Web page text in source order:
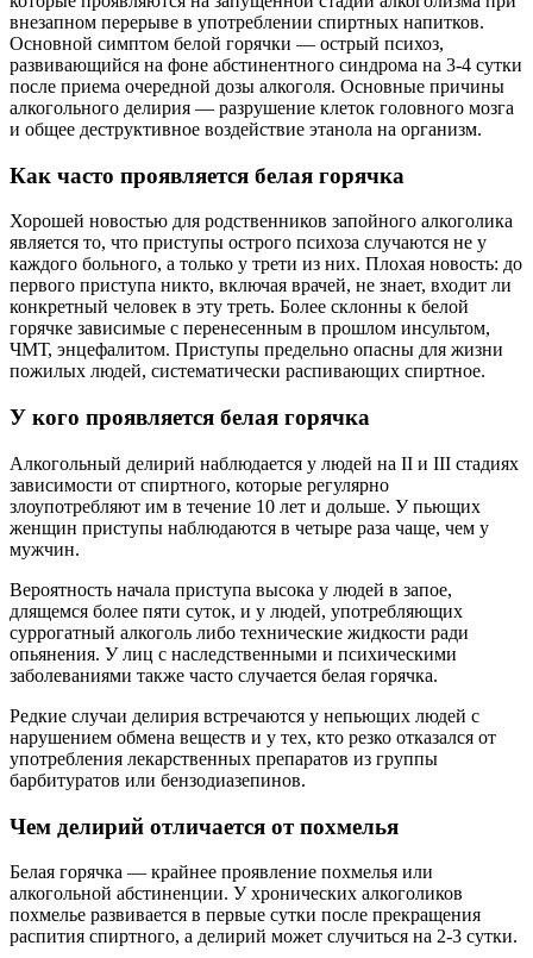
внезапном перерыве в употреблении спиртных напитков.
Основной симптом белой горячки — острый психоз,
развивающийся на фоне абстинентного синдрома на 3-4 сутки
после приема очередной дозы алкоголя. Основные причины
алкогольного делирия — разрушение клеток головного мозга
и общее деструктивное воздействие этанола на организм.
Как часто проявляется белая горячка
Хорошей новостью для родственников запойного алкоголика
является то, что приступы острого психоза случаются не у
каждого больного, а только у трети из них. Плохая новость: до
первого приступа никто, включая врачей, не знает, входит ли
конкретный человек в эту треть. Более склонны к белой
горячке зависимые с перенесенным в прошлом инсультом,
ЧМТ, энцефалитом. Приступы предельно опасны для жизни
пожилых людей, систематически распивающих спиртное.
У кого проявляется белая горячка
Алкогольный делирий наблюдается у людей на II и III стадиях
зависимости от спиртного, которые регулярно
злоупотребляют им в течение 10 лет и дольше. У пьющих
женщин приступы наблюдаются в четыре раза чаще, чем у
мужчин.
Вероятность начала приступа высока у людей в запое,
длящемся более пяти суток, и у людей, употребляющих
суррогатный алкоголь либо технические жидкости ради
опьянения. У лиц с наследственными и психическими
заболеваниями также часто случается белая горячка.
Редкие случаи делирия встречаются у непьющих людей с
нарушением обмена веществ и у тех, кто резко отказался от
употребления лекарственных препаратов из группы
барбитуратов или бензодиазепинов.
Чем делирий отличается от похмелья
Белая горячка — крайнее проявление похмелья или
алкогольной абстиненции. У хронических алкоголиков
похмелье развивается в первые сутки после прекращения
распития спиртного, а делирий может случиться на 2-3 сутки.